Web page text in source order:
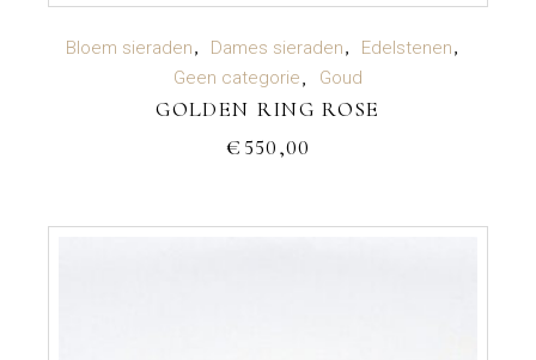
TOEVOEGEN AAN WINKELWAGEN
Bloem sieraden Dames sieraden
Edelstenen
Geen categorie
Goud
GOLDEN RING ROSE
€ 550,00